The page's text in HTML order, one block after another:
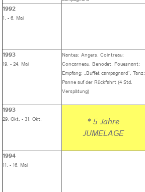
1992
1. - 6. Mai
1993
19. - 24. Mai
Nantes; Angers, Cointreau;
Concarneau, Benodet, Fouesnant;
Empfang; „Buffet campagnard“, Tanz;
Panne auf der Rückfahrt (4 Std.
Verspätung)
1993
29. Okt. - 31. Okt.
* 5 Jahre
JUMELAGE
1994
11. - 16. Mai